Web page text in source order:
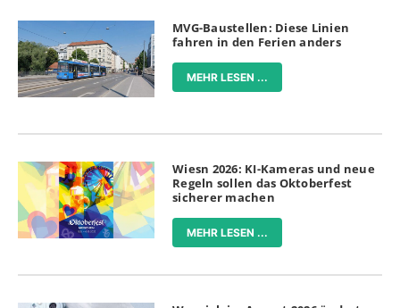
MVG-Baustellen: Diese Linien
fahren in den Ferien anders
MEHR LESEN ...
Wiesn 2026: KI-Kameras und neue
Regeln sollen das Oktoberfest
sicherer machen
MEHR LESEN ...